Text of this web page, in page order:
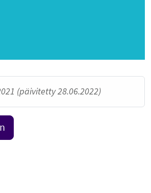
(päivitetty 28.06.2022)